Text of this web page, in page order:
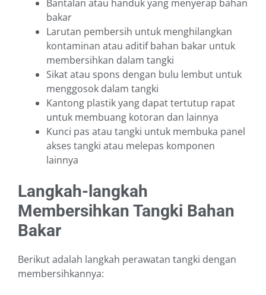
Bantalan atau handuk yang menyerap bahan
bakar
Larutan pembersih untuk menghilangkan
kontaminan atau aditif bahan bakar untuk
membersihkan dalam tangki
Sikat atau spons dengan bulu lembut untuk
menggosok dalam tangki
Kantong plastik yang dapat tertutup rapat
untuk membuang kotoran dan lainnya
Kunci pas atau tangki untuk membuka panel
akses tangki atau melepas komponen
lainnya
Langkah-langkah
Membersihkan Tangki Bahan
Bakar
Berikut adalah langkah perawatan tangki dengan
membersihkannya: